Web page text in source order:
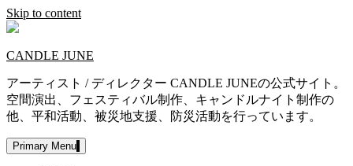
Skip to content
CANDLE JUNE
アーティスト / ディレクター CANDLE JUNEの公式サイト。
空間演出、フェスティバル制作、キャンドルナイト制作の
他、平和活動、被災地支援、防災活動を行っています。
Primary Menu